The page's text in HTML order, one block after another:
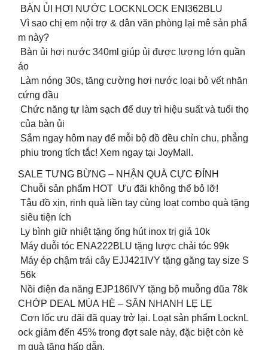
BÀN ỦI HƠI NƯỚC LOCKNLOCK ENI362BLU
Vì sao chị em nội trợ & dân văn phòng lại mê sản phẩ
m này?
Bàn ủi hơi nước 340ml giúp ủi được lượng lớn quần
áo
Làm nóng 30s, tăng cường hơi nước loại bỏ vết nhăn
cứng đầu
Chức năng tự làm sạch để duy trì hiệu suất và tuổi thọ
của bàn ủi
Sắm ngay hôm nay để mỗi bộ đồ đều chỉn chu, phẳng
phiu trong tích tắc! Xem ngay tại JoyMall.
SALE TƯNG BỪNG – NHẬN QUÀ CỰC ĐỈNH
Chuỗi sản phẩm HOT Ưu đãi không thể bỏ lỡ!
Tậu đồ xịn, rinh quà liền tay cùng loạt combo quà tặng
siêu tiện ích
Ly bình giữ nhiệt tặng ống hút inox trị giá 10k
Máy duỗi tóc ENA222BLU tặng lược chải tóc 99k
Máy ép chậm trái cây EJJ421IVY tặng găng tay size S
56k
Nồi điện đa năng EJP186IVY tặng bộ muỗng đũa 78k
CHỚP DEAL MÙA HÈ – SĂN NHANH LẸ LẸ
️ Cơn lốc ưu đãi đã quay trở lại. Loạt sản phẩm LocknL
ock giảm đến 45% trong đợt sale này, đặc biệt còn kè
m quà tặng hấp dẫn.